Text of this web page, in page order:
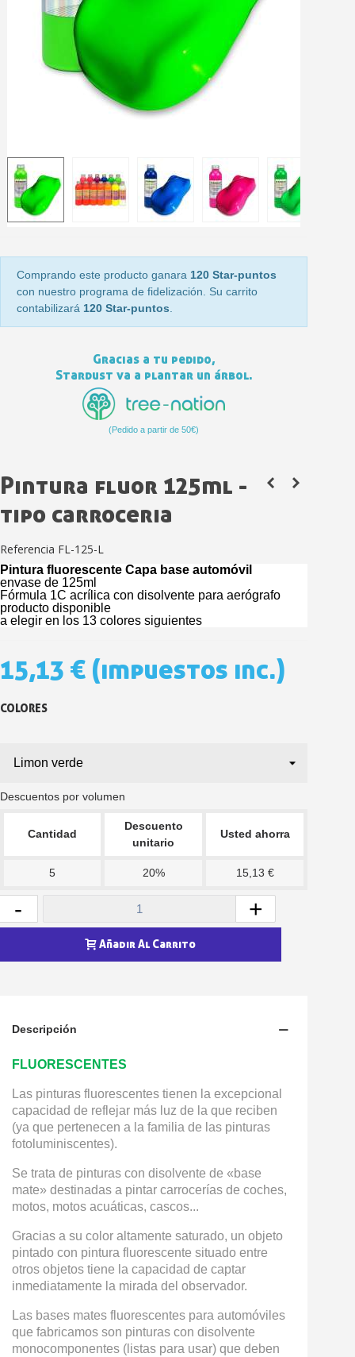
Gana puntos de
Devuelve los
Cupón de 10 € por
Suscríbete al
Paga en 4 plazos sin
Obtenga su presupuesto
Devuelve los
Gana puntos de
Devuelve los
Comprando este producto ganara 120 Star-puntos
con nuestro programa de fidelización. Su carrito
contabilizará 120 Star-puntos
Gracias a tu pedido,
Stardust va a plantar un árbol.
(Pedido a partir de 50€)
Pintura fluor 125ml -
tipo carroceria
Referencia FL-125-L
Pintura fluorescente Capa base automóvil
envase de 125ml
Fórmula 1C acrílica con disolvente para aerógrafo
producto disponible
a elegir en los 13 colores siguientes
15,13 € (impuestos inc.)
COLORES
Descuentos por volumen
Cantidad
Descuento
unitario
Usted ahorra
5 20% 15,13 €
- +
Añadir Al Carrito
Descripción
FLUORESCENTES
Las pinturas fluorescentes tienen la excepcional
capacidad de reflejar más luz de la que reciben
(ya que pertenecen a la familia de las pinturas
fotoluminiscentes).
Se trata de pinturas con disolvente de «base
mate» destinadas a pintar carrocerías de coches,
motos, motos acuáticas, cascos...
Gracias a su color altamente saturado, un objeto
pintado con pintura fluorescente situado entre
otros objetos tiene la capacidad de captar
inmediatamente la mirada del observador.
Las bases mates fluorescentes para automóviles
que fabricamos son pinturas con disolvente
monocomponentes (listas para usar) que deben